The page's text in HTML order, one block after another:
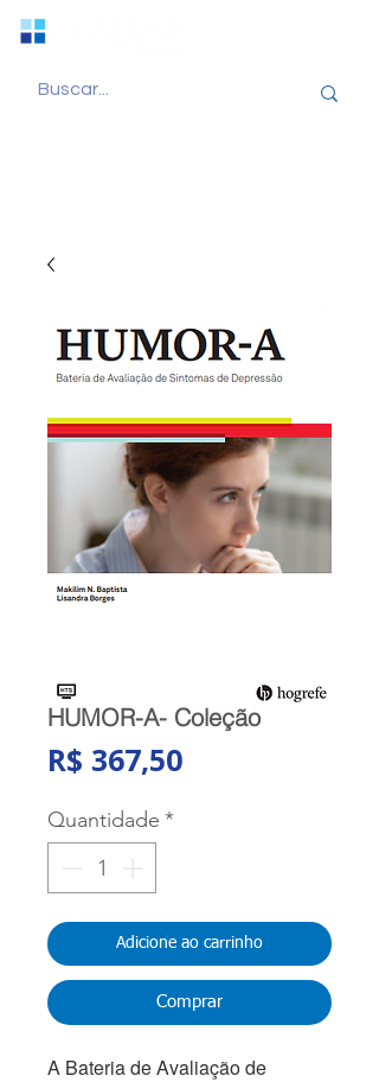
HUMOR-A- Coleção
R$ 367,50Preço
Quantidade *
Adicione ao carrinho
Comprar
A Bateria de Avaliação de